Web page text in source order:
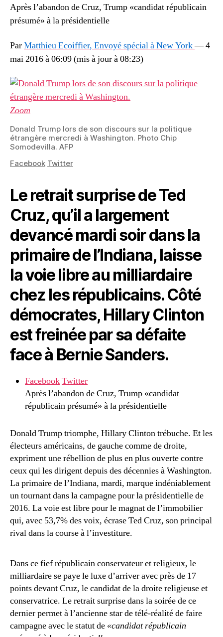
Après l’abandon de Cruz, Trump «candidat républicain
présumé» à la présidentielle
ParMatthieu Ecoiffier, Envoyé spécial à New York—4
mai 2016 à 06:09(mis à jour à08:23)
Zoom
Donald Trump lors de son discours sur la politique
étrangère mercredi à Washington. Photo Chip
Somodevilla. AFP
Facebook Twitter
Le retrait surprise de Ted
Cruz, qu’il a largement
devancé mardi soir dans la
primaire de l’Indiana, laisse
la voie libre au milliardaire
chez les républicains. Côté
démocrates, Hillary Clinton
est freinée par sa défaite
face à Bernie Sanders.
FacebookTwitter
Après l’abandon de Cruz, Trump «candidat
républicain présumé» à la présidentielle
Donald Trump triomphe, Hillary Clinton trébuche. Et les
électeurs américains, de gauche comme de droite,
expriment une rébellion de plus en plus ouverte contre
ceux qui les dirigent depuis des décennies à Washington.
La primaire de l’Indiana, mardi, marque indéniablement
un tournant dans la campagne pour la présidentielle de
2016. La voie est libre pour le magnat de l’immobilier
qui, avec 53,7% des voix, écrase Ted Cruz, son principal
rival dans la course à l’investiture.
Dans ce fief républicain conservateur et religieux, le
milliardaire se paye le luxe d’arriver avec près de 17
points devant Cruz, le candidat de la droite religieuse et
conservatrice. Le retrait surprise dans la soirée de ce
dernier permet à l’ancienne star de télé-réalité de faire
campagne avec le statut de «candidat républicain